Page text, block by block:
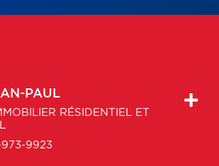
PAUL
RÉSIDENTIEL ET
973-9923